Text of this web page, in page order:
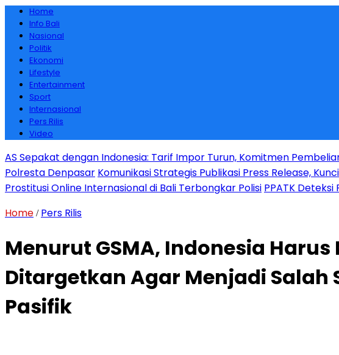
Home
Info Bali
Nasional
Politik
Ekonomi
Lifestyle
Entertainment
Sport
Internasional
Pers Rilis
Video
AS Sepakat dengan Indonesia: Tarif Impor Turun, Komitmen
Polresta Denpasar Komunikasi Strategis Publikasi Press Release,
Prostitusi Online Internasional di Bali Terbongkar Polisi PPATK
Home / Pers Rilis
Menurut GSMA, Indonesia
Ditargetkan Agar Menjadi Salah
Pasifik